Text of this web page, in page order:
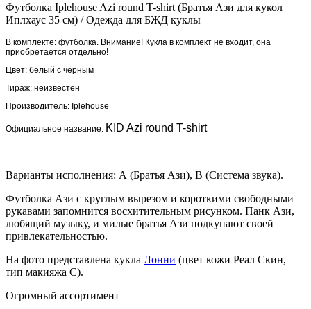
Футболка Iplehouse Azi round T-shirt (Братья Ази для кукол
Иплхаус 35 см) /Одежда для БЖД куклы
В комплекте: футболка. Внимание! Кукла в комплект не входит, она
приобретается отдельно!
Цвет: белый с чёрным
Тираж: неизвестен
Производитель: Iplehouse
Официальное название: KID Azi round T-shirt
Варианты исполнения: А (Братья Ази), В (Система звука).
Футболка Ази с круглым вырезом и короткими свободными
рукавами запомнится восхитительным рисунком. Панк Ази,
любящий музыку, и милые братья Ази подкупают своей
привлекательностью.
На фото представлена кукла Лонни (цвет кожи Реал Скин,
тип макияжа С).
Огромный ассортимент